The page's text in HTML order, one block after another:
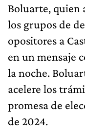
Boluarte, quien
los grupos de
opositores a
en un mensaje
la noche.
acelere los
promesa de
de 2024.